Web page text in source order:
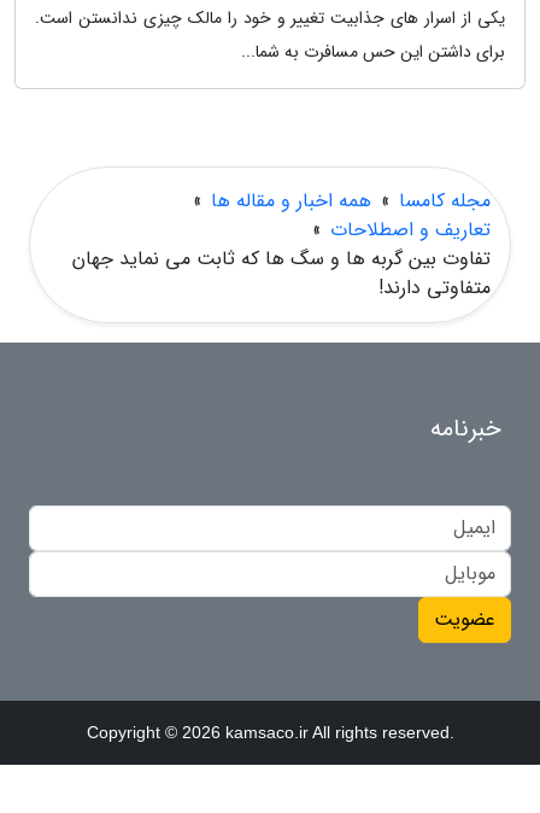
یکی از اسرار های جذابیت تغییر و خود را مالک چیزی ندانستن است.
برای داشتن این حس مسافرت به شما...
مجله کامسا » همه اخبار و مقاله ها »
تعاریف و اصطلاحات »
تفاوت بین گربه ها و سگ ها که ثابت می نماید جهان
متفاوتی دارند!
خبرنامه
عضویت
Copyright © 2026 kamsaco.ir All rights reserved.